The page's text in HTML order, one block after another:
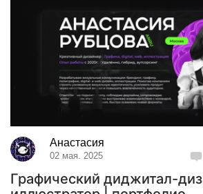
Анастасия
02 мая. 2025
Графический диджитал-